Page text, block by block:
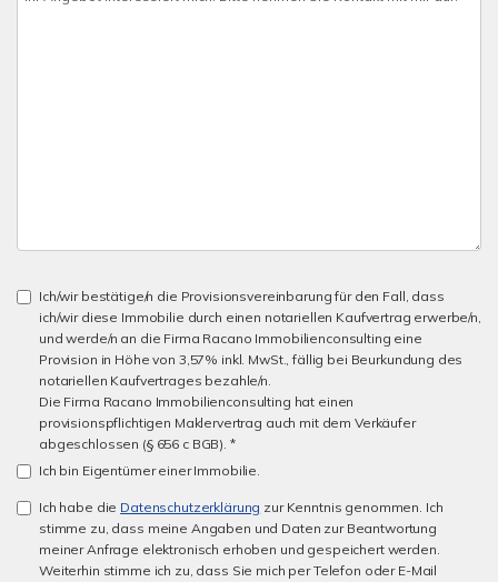
Ich/wir bestätige/n die Provisionsvereinbarung für den Fall, dass
ich/wir diese Immobilie durch einen notariellen Kaufvertrag erwerbe/n,
und werde/n an die Firma Racano Immobilienconsulting eine
Provision in Höhe von 3,57% inkl. MwSt., fällig bei Beurkundung des
notariellen Kaufvertrages bezahle/n.
Die Firma Racano Immobilienconsulting hat einen
provisionspflichtigen Maklervertrag auch mit dem Verkäufer
abgeschlossen (§ 656 c BGB). *
Ich bin Eigentümer einer Immobilie.
Ich habe die Datenschutzerklärung zur Kenntnis genommen. Ich
stimme zu, dass meine Angaben und Daten zur Beantwortung
meiner Anfrage elektronisch erhoben und gespeichert werden.
Weiterhin stimme ich zu, dass Sie mich per Telefon oder E-Mail